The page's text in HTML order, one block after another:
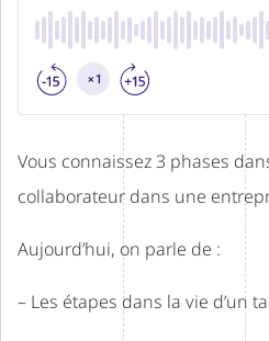
Vous connaissez 3 phases
collaborateur dans une
Aujourd’hui, on parle de :
– Les étapes dans la vie d’un